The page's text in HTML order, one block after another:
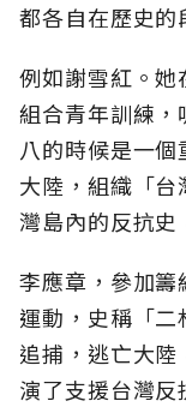
都各自在歷史的
例如謝雪紅。
組合青年訓練
八的時候是一
大陸，組織「
灣島內的反抗史
李應章，參加
運動，史稱「
追捕，逃亡大
演了支援台灣